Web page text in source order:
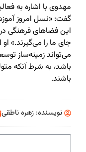
مهدوی با اشاره به
گفت: «نسل امروز
این فضاهای فرهنگی
جای ما را می‌گیرند.»
می‌تواند زمینه‌ساز
باشد، به شرط آنکه
باشند.
نویسنده: زهره ناطقی